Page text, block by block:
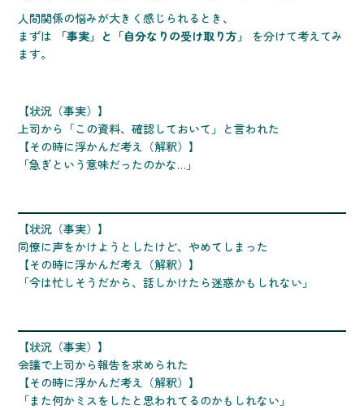
人間関係の悩みが大きく感じられるとき、
まずは
「事実」と「自分なりの受け取り方」
を分けて考えてみ
ます。
【状況（事実）】
上司から「この資料、確認しておいて」と言われた
【その時に浮かんだ考え（解釈）】
「急ぎという意味だったのかな…」
【状況（事実）】
同僚に声をかけようとしたけど、やめてしまった
【その時に浮かんだ考え（解釈）】
「今は忙しそうだから、話しかけたら迷惑かもしれない」
【状況（事実）】
会議で上司から報告を求められた
【その時に浮かんだ考え（解釈）】
「また何かミスをしたと思われてるのかもしれない」